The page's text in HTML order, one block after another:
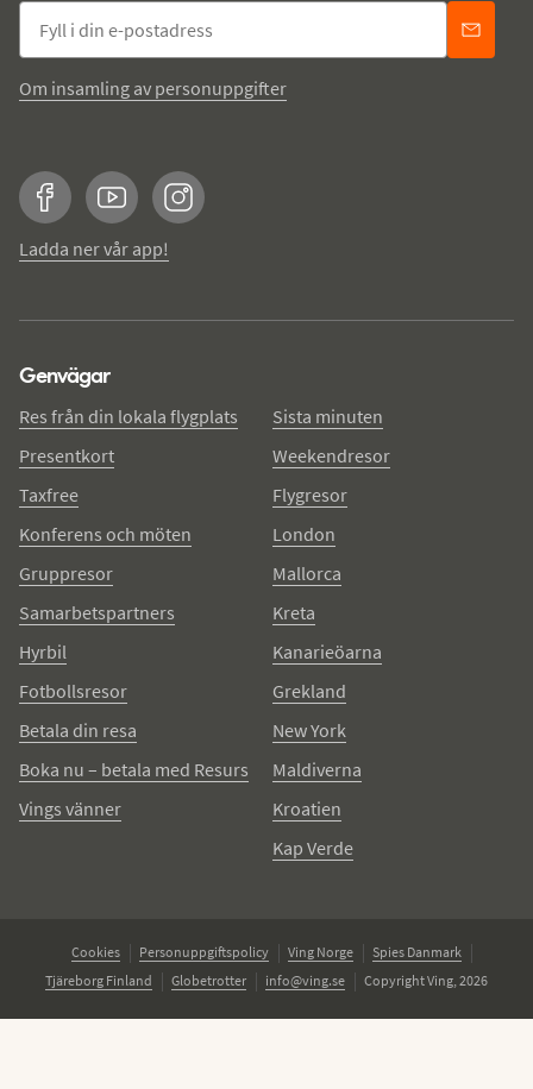
Om insamling av personuppgifter
FacebookYouTubeInstagram
Ladda ner vår app!
Genvägar
Res från din lokala flygplats
Presentkort
Taxfree
Konferens och möten
Gruppresor
Samarbetspartners
Hyrbil
Fotbollsresor
Betala din resa
Boka nu – betala med Resurs
Vings vänner
Sista minuten
Weekendresor
Flygresor
London
Mallorca
Kreta
Kanarieöarna
Grekland
New York
Maldiverna
Kroatien
Kap Verde
Cookies Personuppgiftspolicy Ving Norge
Spies Danmark
Tjäreborg Finland
Globetrotter info@ving.se Copyright Ving, 2026